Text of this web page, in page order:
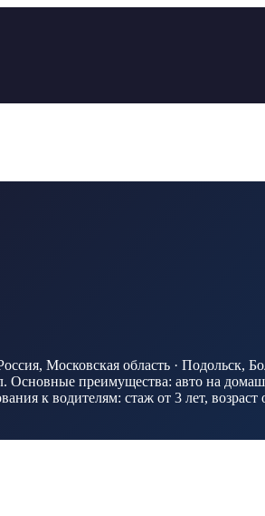
Московская область · Подольск,
преимущества: авто на
к водителям: стаж от 3 лет,